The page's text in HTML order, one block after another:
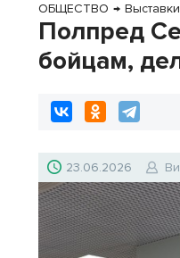
ОБЩЕСТВО → Выставки
Полпред
бойцам,
23.06.2026